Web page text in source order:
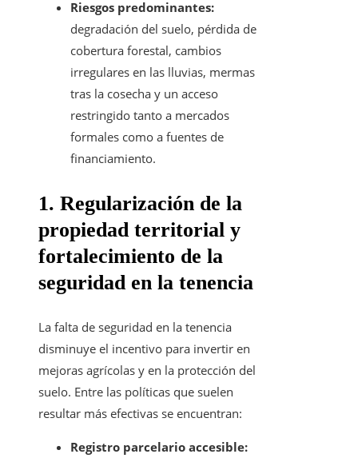
Riesgos predominantes:
degradación del suelo, pérdida de
cobertura forestal, cambios
irregulares en las lluvias, mermas
tras la cosecha y un acceso
restringido tanto a mercados
formales como a fuentes de
financiamiento.
1. Regularización de la
propiedad territorial y
fortalecimiento de la
seguridad en la tenencia
La falta de seguridad en la tenencia
disminuye el incentivo para invertir en
mejoras agrícolas y en la protección del
suelo. Entre las políticas que suelen
resultar más efectivas se encuentran:
Registro parcelario accesible: